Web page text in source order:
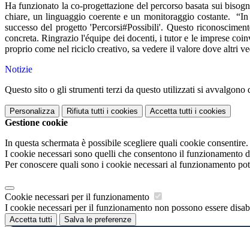
Ha funzionato la co-progettazione del percorso basata sui
chiare, un linguaggio coerente e un monitoraggio costante.
successo del progetto 'Percorsi#Possibili'. Questo
concreta. Ringrazio l'équipe dei docenti, i tutor e le imprese
proprio come nel riciclo creativo, sa vedere il valore dove altri
Notizie
Questo sito o gli strumenti terzi da questo utilizzati si
Personalizza Rifiuta tutti i cookies Accetta tutti i cookies
Gestione cookie
In questa schermata è possibile scegliere quali cookie consentire.
I cookie necessari sono quelli che consentono il funzionamento
Per conoscere quali sono i cookie necessari al funzionamento
Cookie necessari per il funzionamento
I cookie necessari per il funzionamento non possono essere
Accetta tutti Salva le preferenze